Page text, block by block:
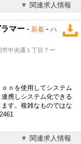
関連求人情報
マー - 新着 - ハ
中央通１丁目７ー
ｎを使用してシステム
携しシステム化できる
す。複雑なものではな
関連求人情報